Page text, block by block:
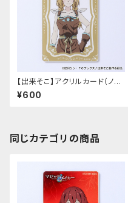
【出来そこ】アクリルカード（ノエ
ル）
¥600
同じカテゴリの商品